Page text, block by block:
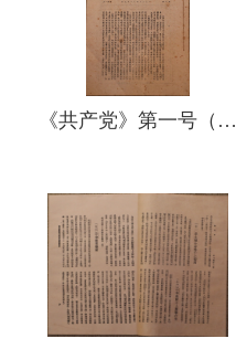
《共产党》第一号（复